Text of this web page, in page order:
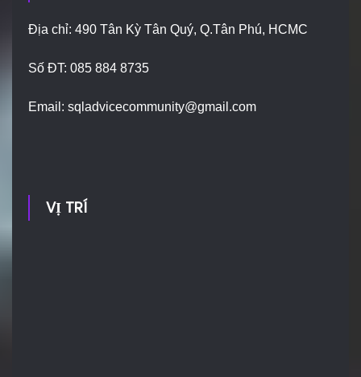
Địa chỉ: 490 Tân Kỳ Tân Quý, Q.Tân Phú, HCMC
Số ĐT: 085 884 8735
Email:sqladvicecommunity@gmail.com
VỊ TRÍ